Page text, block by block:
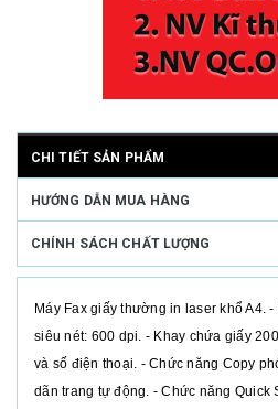
CHI TIẾT SẢN PHẨM
HƯỚNG DẪN MUA HÀNG
CHÍNH SÁCH CHẤT LƯỢNG
Máy Fax giấy thường in laser khổ A4.
siêu nét: 600 dpi. - Khay chứa giấy
và số điện thoại. - Chức năng Copy
dãn trang tự động. - Chức năng Quick